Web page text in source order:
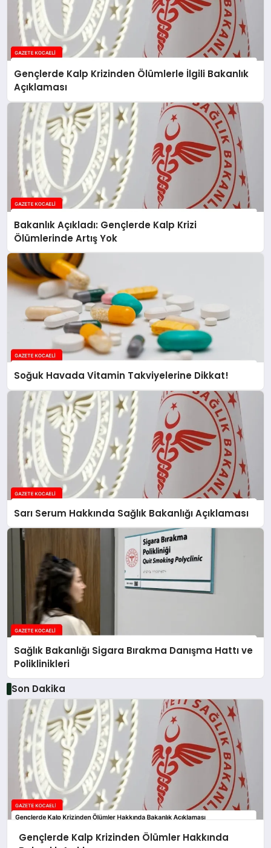
Gençlerde Kalp Krizinden Ölümlerle İlgili Bakanlık
Açıklaması
Bakanlık Açıkladı: Gençlerde Kalp Krizi
Ölümlerinde Artış Yok
Soğuk Havada Vitamin Takviyelerine Dikkat!
Sarı Serum Hakkında Sağlık Bakanlığı Açıklaması
Sağlık Bakanlığı Sigara Bırakma Danışma Hattı ve
Poliklinikleri
Son Dakika
Gençlerde Kalp Krizinden Ölümler Hakkında